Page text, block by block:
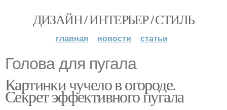
ДИЗАЙН / ИНТЕРЬЕР / СТИЛЬ
главная новости статьи
Голова для пугала
Картинки чучело в огороде.
Секрет эффективного пугала